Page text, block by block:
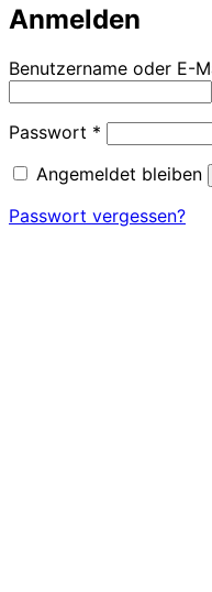
Anmelden
Benutzername oder E-
Passwort * Erforderlich
Angemeldet bleiben
Passwort vergessen?